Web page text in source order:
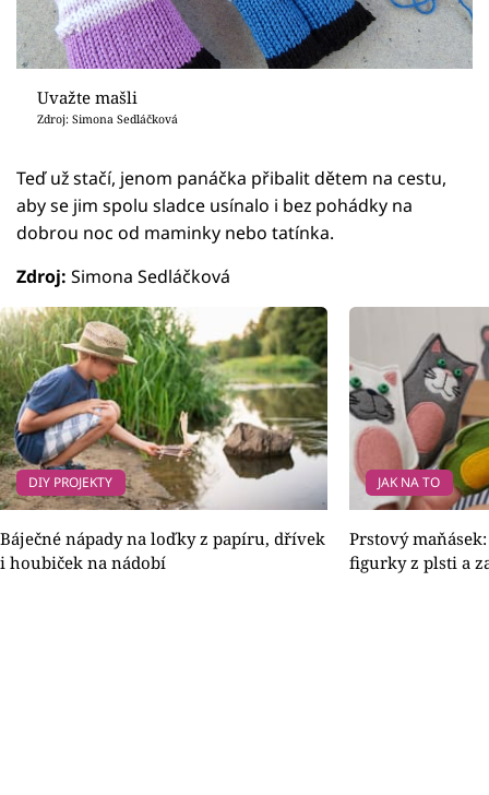
Uvažte mašli
Zdroj: Simona Sedláčková
Teď už stačí, jenom panáčka přibalit dětem na cestu,
aby se jim spolu sladce usínalo i bez pohádky na
dobrou noc od maminky nebo tatínka.
Zdroj: Simona Sedláčková
DIY PROJEKTY
Báječné nápady na loďky z papíru, dřívek
i houbiček na nádobí
JAK NA TO
Prstový
figurky z plsti a